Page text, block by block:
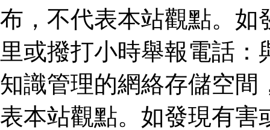
布，不代表本站觀點。如
里或撥打小時舉報電話
知識管理的網絡存儲空間
表本站觀點。如發現有害